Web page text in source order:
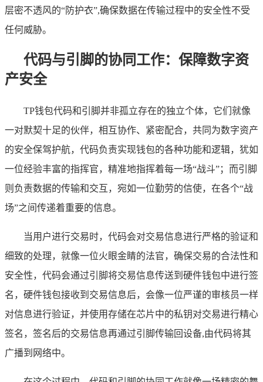
层密不透风的“防护衣”,确保数据在传输过程中的安全性不受
任何威胁。
代码与引脚的协同工作：保障数字资
产安全
TP钱包代码和引脚并非孤立存在的独立个体，它们就像
一对默契十足的伙伴，相互协作、紧密配合，共同为数字资产
的安全保驾护航，代码负责实现钱包的各种功能和逻辑，犹如
一位经验丰富的指挥官，精准地指挥着每一场“战斗”；而引脚
则负责数据的传输和交互，宛如一位勤劳的信使，在各个“战
场”之间传递着重要的信息。
当用户进行交易时，代码会对交易信息进行严格的验证和
细致的处理，就像一位火眼金睛的法官，确保交易的合法性和
安全性，代码会通过引脚将交易信息传送到硬件钱包中进行签
名，硬件钱包接收到交易信息后，会像一位严谨的审核员一样
对信息进行验证，并使用存储在芯片中的私钥对交易进行精心
签名，签名后的交易信息再通过引脚传输回设备,由代码将其
广播到网络中。